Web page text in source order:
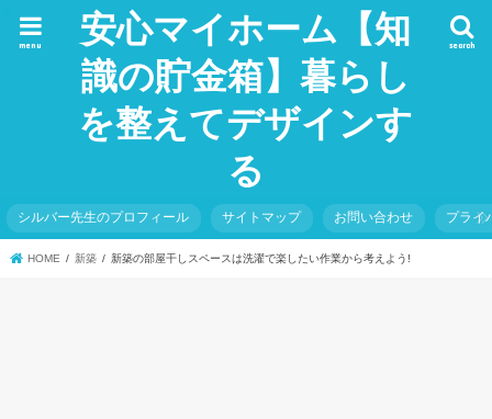
安心マイホーム【知
識の貯金箱】暮らし
を整えてデザインす
る
search
menu
シルバー先生のプロフィール サイトマップ お問い合わせ プライ
HOME 新築 新築の部屋干しスペースは洗濯で楽したい作業から考えよう!